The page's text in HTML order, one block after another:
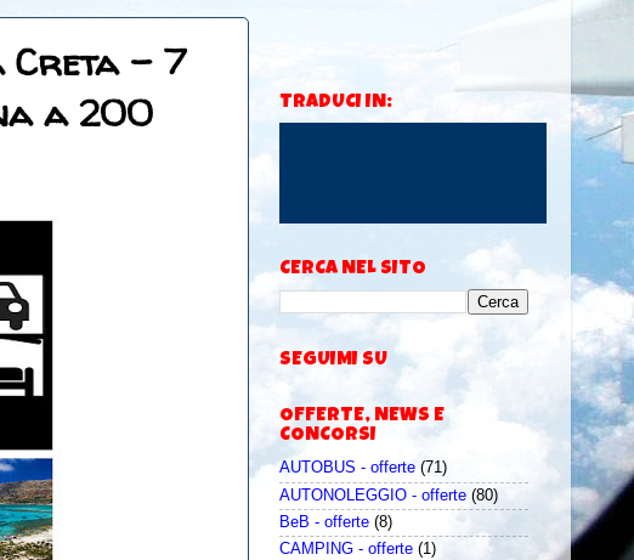
Creta - 7
a 200
TRADUCI IN:
CERCA NEL SITO
SEGUIMI SU
OFFERTE, NEWS E
CONCORSI
AUTOBUS - offerte (71)
AUTONOLEGGIO - offerte (80)
BeB - offerte (8)
CAMPING - offerte (1)